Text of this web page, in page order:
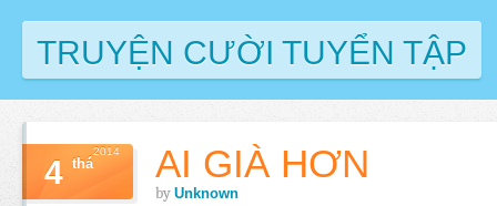
TRUYỆN CƯỜI TUYỂN TẬP
AI GIÀ HƠN
by Unknown
4 thá
2014